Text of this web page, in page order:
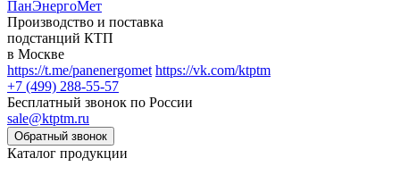
ПанЭнергоМет
Производство и поставка
подстанций КТП
в Москве
https://t.me/panenergomet https://vk.com/ktptm
+7 (499) 288-55-57
Бесплатный звонок по России
sale@ktptm.ru
Каталог продукции